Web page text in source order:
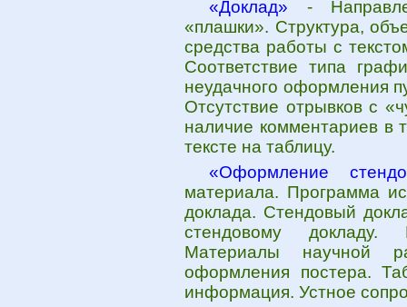
«Доклад» -
«плашки». Структура,
средства работы с
Соответствие типа
неудачного оформления
Отсутствие отрывков с
наличие комментариев в
тексте на таблицу.
«Оформление
материала. Программа
доклада. Стендовый
стендовому докладу.
Материалы научной
оформления постера.
информация. Устное